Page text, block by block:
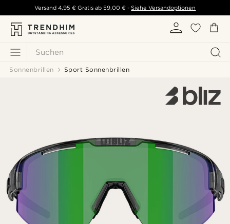
Suchen
Versand 4,95 € Gratis ab59,00 € - Siehe Versandoptionen
Sonnenbrillen Sport Sonnenbrillen